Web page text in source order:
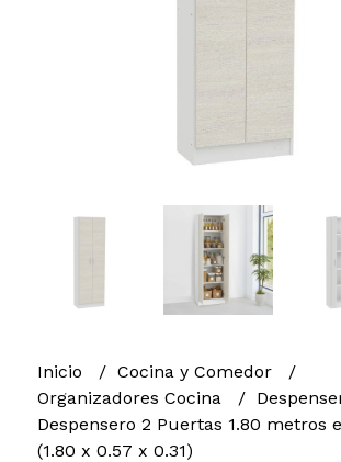
Inicio
Cocina y Comedor
Organizadores Cocina
Despensero 2 Puertas 1.80 metros
(1.80 x 0.57 x 0.31)